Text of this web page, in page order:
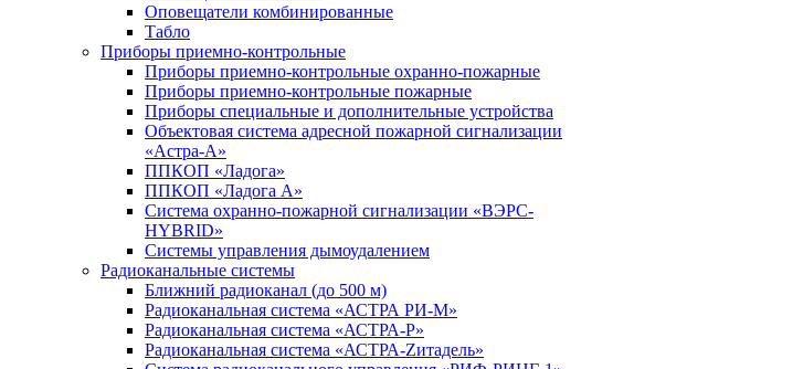
Оповещатели комбинированные
Табло
Приборы приемно-контрольные
Приборы приемно-контрольные охранно-пожарные
Приборы приемно-контрольные пожарные
Приборы специальные и дополнительные устройства
Объектовая система адресной пожарной сигнализации
«Астра-А»
ППКОП «Ладога»
ППКОП «Ладога А»
Система охранно-пожарной сигнализации «ВЭРС-
HYBRID»
Системы управления дымоудалением
Радиоканальные системы
Ближний радиоканал (до 500 м)
Радиоканальная система «АСТРА РИ-М»
Радиоканальная система «АСТРА-Р»
Радиоканальная система «АСТРА-Zитадель»